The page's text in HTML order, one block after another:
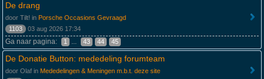
De drang
door Tilt! in Porsche Occasions Gevraagd
1103
03 aug 2026 17:34
Ga naar pagina: 1 ... 43 44 45
De Donatie Button: mededeling forumteam
door Olaf in Mededelingen & Meningen m.b.t. deze site